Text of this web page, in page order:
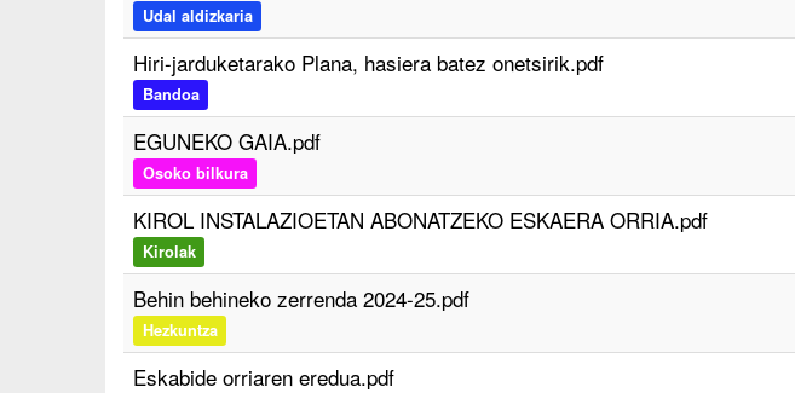
Udal aldizkaria
Hiri-jarduketarako Plana, hasiera batez onetsirik.pdf
Bandoa
EGUNEKO GAIA.pdf
Osoko bilkura
KIROL INSTALAZIOETAN ABONATZEKO ESKAERA ORRIA.pdf
Kirolak
Behin behineko zerrenda 2024-25.pdf
Hezkuntza
Eskabide orriaren eredua.pdf